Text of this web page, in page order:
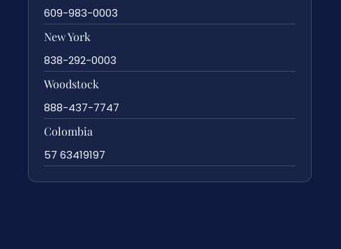
609-983-0003
New York
838-292-0003
Woodstock
888-437-7747
Colombia
57 63419197